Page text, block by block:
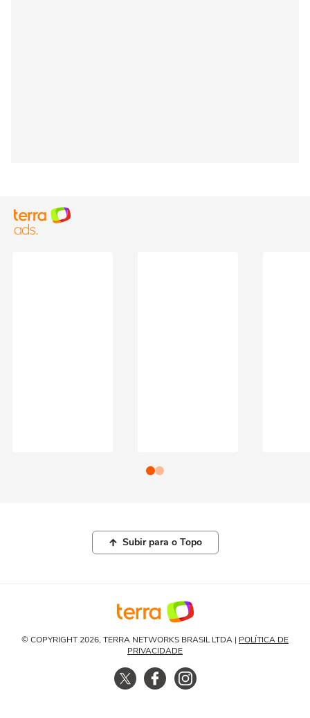
Subir para o Topo
© COPYRIGHT 2026, TERRA NETWORKS BRASIL LTDA | POLÍTICA DE
PRIVACIDADE